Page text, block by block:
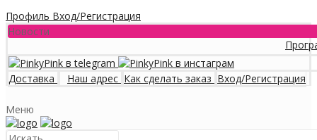
Профиль Вход/Регистрация
Новости
Программа
Доставка Наш адрес Как сделать заказ Вход/Регистрация
Меню